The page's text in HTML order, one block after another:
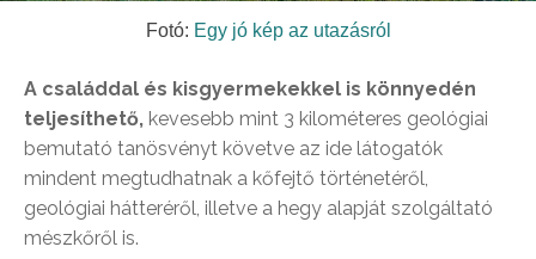
Fotó: Egy jó kép az utazásról
A családdal és kisgyermekekkel is könnyedén
teljesíthető, kevesebb mint 3 kilométeres geológiai
bemutató tanösvényt követve az ide látogatók
mindent megtudhatnak a kőfejtő történetéről,
geológiai hátteréről, illetve a hegy alapját szolgáltató
mészkőről is.